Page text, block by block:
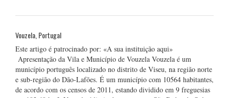
Vouzela, Portugal
Este artigo é patrocinado por: «A sua instituição aqui»
Apresentação da Vila e Município de Vouzela Vouzela é um
município português localizado no distrito de Viseu, na região norte
e sub-região do Dão-Lafões. É um município com 10564 habitantes,
de acordo com os censos de 2011, estando dividido em 9 freguesias